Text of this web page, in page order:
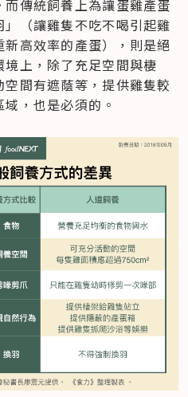
傳統飼養上為讓蛋雞產蛋
（讓雞隻不吃不喝引起雞
高效率的產蛋），則是絕
上，除了充足空間與棲
間有遮蔭等，提供雞隻較
，也是必須的。